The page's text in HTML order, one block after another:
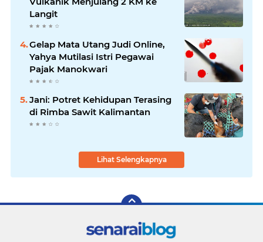
Langit
Gelap Mata Utang Judi Online,
Yahya Mutilasi Istri Pegawai
Pajak Manokwari
Jani: Potret Kehidupan Terasing
di Rimba Sawit Kalimantan
Lihat Selengkapnya